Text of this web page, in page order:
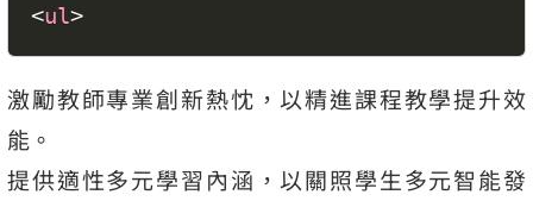
<ul>
激勵教師專業創新熱忱，以精進課程教學提升效
能。
提供適性多元學習內涵，以關照學生多元智能發